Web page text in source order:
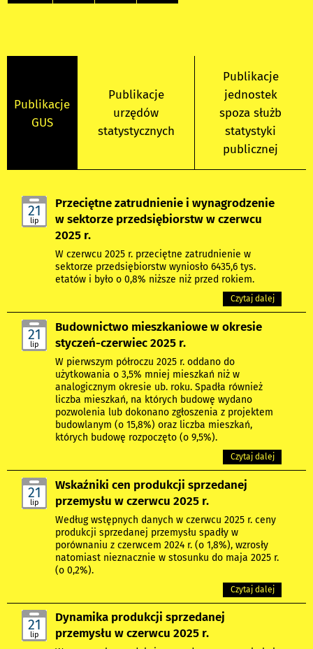
Publikacje
GUS
Publikacje
urzędów
statystycznych
Publikacje
jednostek
spoza służb
statystyki
publicznej
21
lip
Przeciętne zatrudnienie i wynagrodzenie
w sektorze przedsiębiorstw w czerwcu
2025 r.
W czerwcu 2025 r. przeciętne zatrudnienie w
sektorze przedsiębiorstw wyniosło 6435,6 tys.
etatów i było o 0,8% niższe niż przed rokiem.
Czytaj dalej
21
lip
Budownictwo mieszkaniowe w okresie
styczeń-czerwiec 2025 r.
W pierwszym półroczu 2025 r. oddano do
użytkowania o 3,5% mniej mieszkań niż w
analogicznym okresie ub. roku. Spadła również
liczba mieszkań, na których budowę wydano
pozwolenia lub dokonano zgłoszenia z projektem
budowlanym (o 15,8%) oraz liczba mieszkań,
których budowę rozpoczęto (o 9,5%).
Czytaj dalej
21
lip
Wskaźniki cen produkcji sprzedanej
przemysłu w czerwcu 2025 r.
Według wstępnych danych w czerwcu 2025 r. ceny
produkcji sprzedanej przemysłu spadły w
porównaniu z czerwcem 2024 r. (o 1,8%), wzrosły
natomiast nieznacznie w stosunku do maja 2025 r.
(o 0,2%).
Czytaj dalej
21
lip
Dynamika produkcji sprzedanej
przemysłu w czerwcu 2025 r.